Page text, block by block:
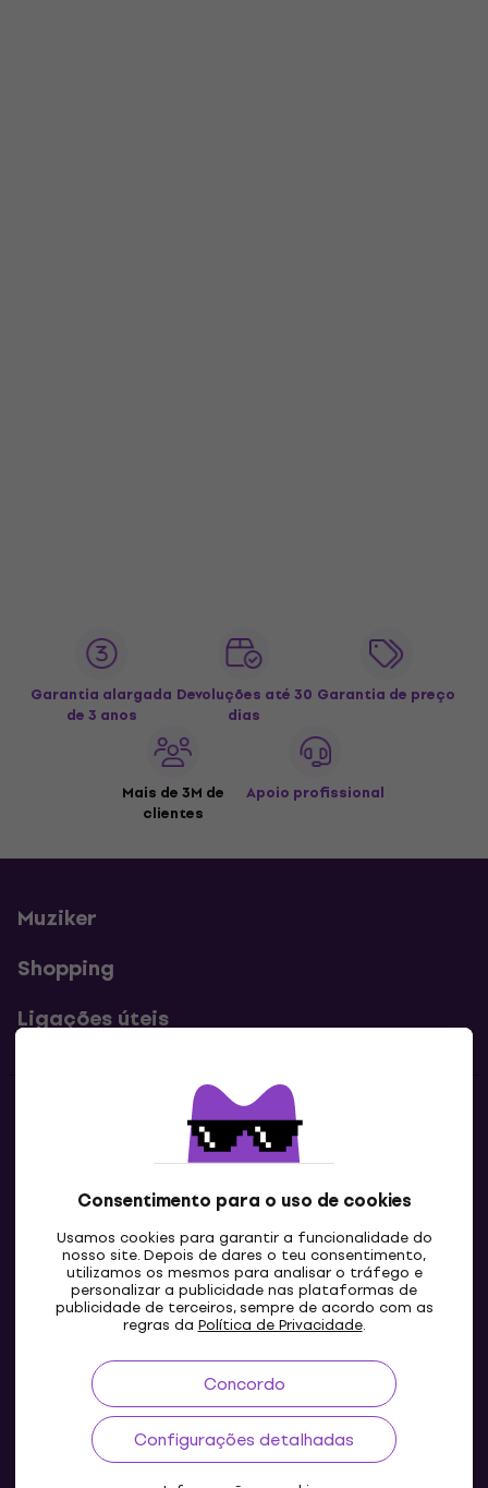
Consentimento para o uso de cookies
Usamos cookies para garantir a funcionalidade do
nosso site. Depois de dares o teu consentimento,
utilizamos os mesmos para analisar o tráfego e
personalizar a publicidade nas plataformas de
publicidade de terceiros, sempre de acordo com as
regras da Política de Privacidade.
Concordo
Configurações detalhadas
Garantia alargada
de 3 anos
Devoluções até 30
dias
Garantia de preço
Mais de 3M de
clientes
Apoio profissional
Muziker
Shopping
Ligações úteis
Contatos
Contacta-nos
PT